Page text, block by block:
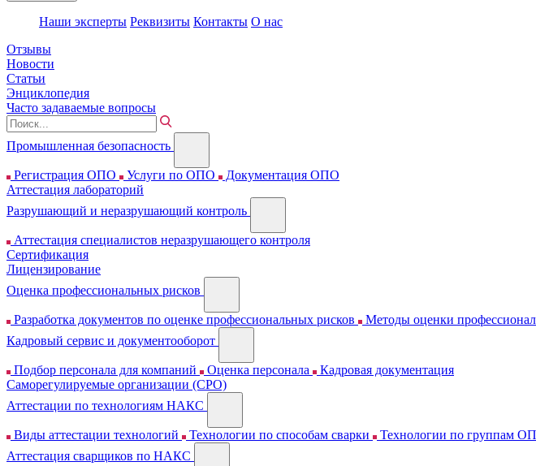
Наши эксперты Реквизиты Контакты О нас
Отзывы
Новости
Статьи
Энциклопедия
Часто задаваемые вопросы
Промышленная безопасность
Регистрация ОПО Услуги по ОПО
Документация ОПО
Аттестация лабораторий
Разрушающий и неразрушающий контроль
Аттестация специалистов неразрушающего контроля
Сертификация
Лицензирование
Оценка профессиональных рисков
Разработка документов по оценке профессиональных рисков Методы оценки
Кадровый сервис и документооборот
Подбор персонала для компаний Оценка персонала
Кадровая документация
Cаморегулируемые организации (СРО)
Аттестации по технологиям НАКС
Виды аттестации технологий Технологии по способам сварки Технологии по группам
Аттестация сварщиков по НАКС